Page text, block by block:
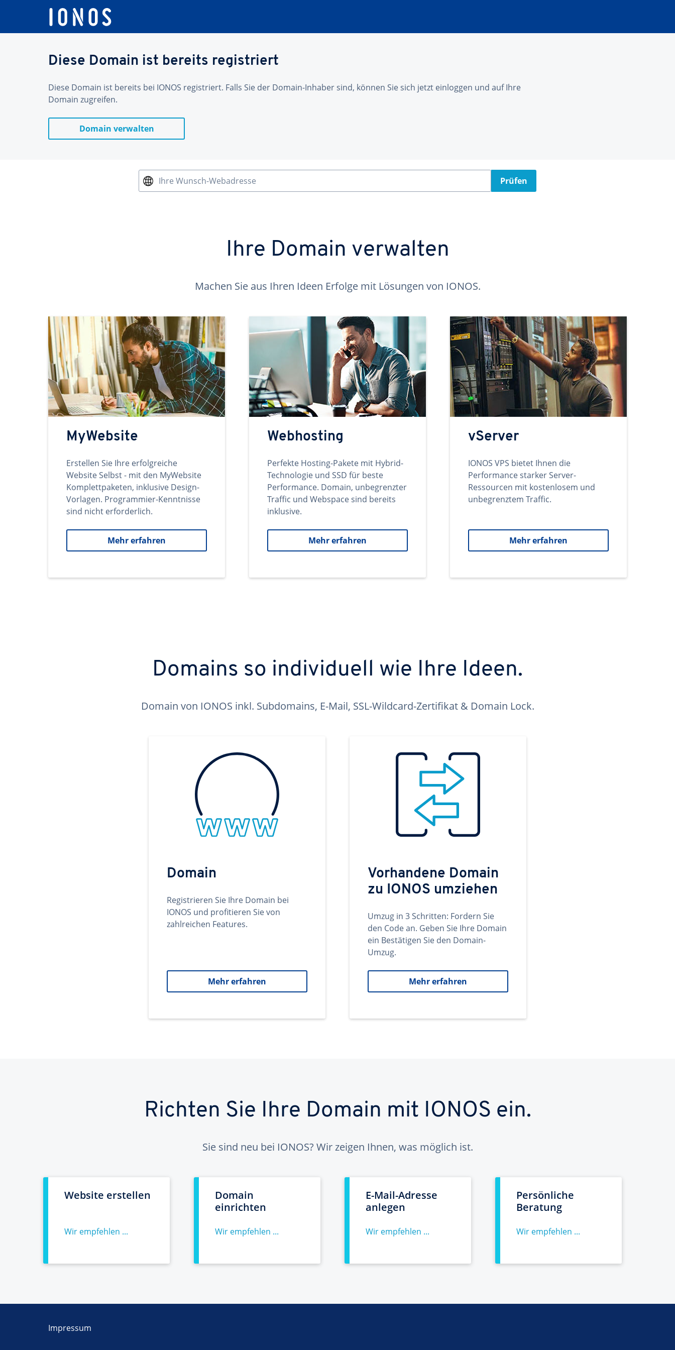
Diese Domain ist bereits registriert
Diese Domain ist bereits bei IONOS registriert. Falls Sie der Domain-Inhaber sind, können Sie sich jetzt einloggen und auf Ihre
Domain zugreifen.
Domain verwalten
Ihre Wunsch-Webadresse Prüfen
Ihre Domain verwalten
Machen Sie aus Ihren Ideen Erfolge mit Lösungen von IONOS.
MyWebsite
Erstellen Sie Ihre erfolgreiche
Website Selbst - mit den MyWebsite
Komplettpaketen, inklusive Design-
Vorlagen. Programmier-Kenntnisse
sind nicht erforderlich.
Mehr erfahren
Webhosting
Perfekte Hosting-Pakete mit Hybrid-
Technologie und SSD für beste
Performance. Domain, unbegrenzter
Traffic und Webspace sind bereits
inklusive.
Mehr erfahren
vServer
IONOS VPS bietet Ihnen die
Performance starker Server-
Ressourcen mit kostenlosem und
unbegrenztem Traffic.
Mehr erfahren
Domains so individuell wie Ihre Ideen.
Domain von IONOS inkl. Subdomains, E-Mail, SSL-Wildcard-Zertifikat & Domain Lock.
Domain
Registrieren Sie Ihre Domain bei
IONOS und profitieren Sie von
zahlreichen Features.
Mehr erfahren
Vorhandene Domain
zu IONOS umziehen
Umzug in 3 Schritten: Fordern Sie
den Code an. Geben Sie Ihre Domain
ein Bestätigen Sie den Domain-
Umzug.
Mehr erfahren
Richten Sie Ihre Domain mit IONOS ein.
Sie sind neu bei IONOS? Wir zeigen Ihnen, was möglich ist.
Website erstellen
Wir empfehlen ...
Domain
einrichten
Wir empfehlen ...
E-Mail-Adresse
anlegen
Wir empfehlen ...
Persönliche
Beratung
Wir empfehlen ...
Impressum